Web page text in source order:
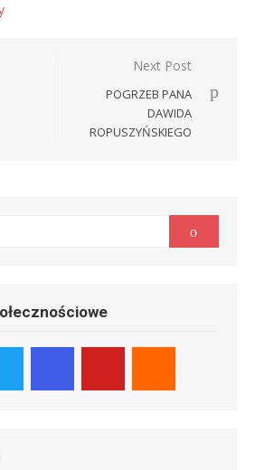
Next Post
POGRZEB PANA
DAWIDA
ROPUSZYŃSKIEGO